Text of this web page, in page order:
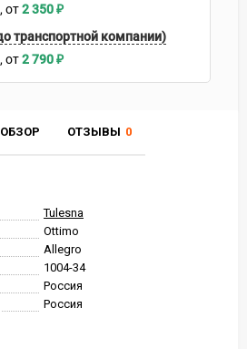
ОБЗОР ОТЗЫВЫ 0
Tulesna
Ottimo
Allegro
1004-34
Россия
Россия
2 350₽
транспортной компании)
2 790₽